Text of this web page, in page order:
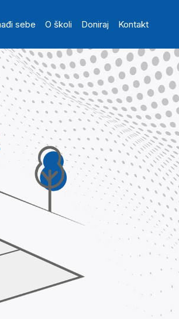
sebe O školi Doniraj Kontakt